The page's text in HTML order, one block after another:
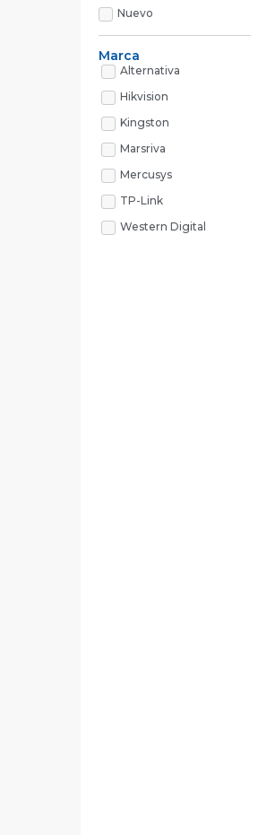
Nuevo
Marca
Alternativa
Hikvision
Kingston
Marsriva
Mercusys
TP-Link
Western Digital